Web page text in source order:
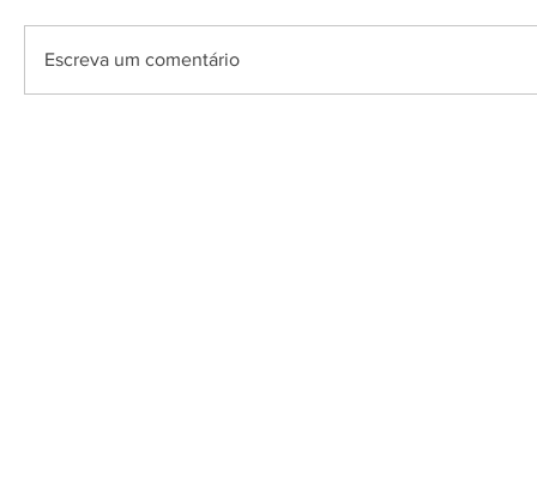
Escreva um comentário